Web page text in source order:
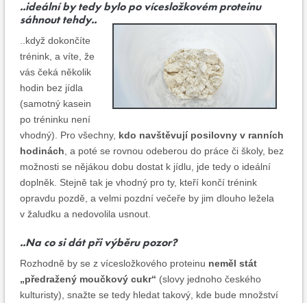
..ideální by tedy bylo po vícesložkovém proteinu
sáhnout tehdy..
..když dokončíte
trénink, a víte, že
vás čeká několik
hodin bez jídla
(samotný kasein
po tréninku není
vhodný). Pro všechny, kdo navštěvují posilovny v ranních
hodinách , a poté se rovnou odeberou do práce či školy, bez
možnosti se nějákou dobu dostat k jídlu, jde tedy o ideální
doplněk. Stejně tak je vhodný pro ty, kteří končí trénink
opravdu pozdě, a velmi pozdní večeře by jim dlouho ležela
v žaludku a nedovolila usnout.
..Na co si dát při výběru pozor?
Rozhodně by se z vícesložkového proteinu neměl stát
„předražený moučkový cukr“ (slovy jednoho českého
kulturisty), snažte se tedy hledat takový, kde bude množství